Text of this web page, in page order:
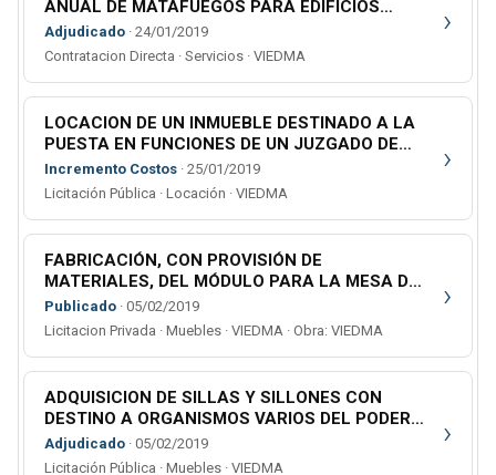
ANUAL DE MATAFUEGOS PARA EDIFICIOS
DEPENDIENTES DE LA GERENCIA
ADMINISTRATIVA DE CIPOLLETTI
Adjudicado · 24/01/2019
Contratacion Directa · Servicios · VIEDMA
›
LOCACION DE UN INMUEBLE DESTINADO A LA
PUESTA EN FUNCIONES DE UN JUZGADO DE
FAMILIA EN LA LOCALIDAD DE LUIS BELTRAN
Incremento Costos · 25/01/2019
Licitación Pública · Locación · VIEDMA
›
FABRICACIÓN, CON PROVISIÓN DE
MATERIALES, DEL MÓDULO PARA LA MESA DE
ENTRADAS DEL INMUEBLE DE CALLE LAPRIDA
NRO. 292 DE VIEDMA
Publicado · 05/02/2019
Licitacion Privada · Muebles · VIEDMA · Obra: VIEDMA
›
ADQUISICION DE SILLAS Y SILLONES CON
DESTINO A ORGANISMOS VARIOS DEL PODER
JUDICIAL
Adjudicado · 05/02/2019
Licitación Pública · Muebles · VIEDMA
›